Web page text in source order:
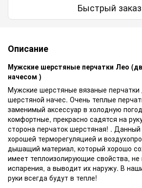
Быстрый заказ
Описание
Мужские шерстяные перчатки Лео
начесом )
Мужские шерстяные вязаные перчатки
шерстяной начес. Очень теплые
заменимый аксессуар в холодную
комфортные, прекрасно садятся на
сторона перчаток шерстяная! .
хорошей терморегуляцией и
дышащий материал, который хорошо
имеет теплоизолирующие свойства, не
испарения, а выводит их наружу. В
руки всегда будут в тепле!